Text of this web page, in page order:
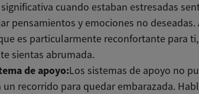
cuando estaban estresadas
pensamientos y emociones no deseadas.
es particularmente reconfortante para
sientas abrumada.
de apoyo:Los sistemas de apoyo no
recorrido para quedar embarazada.